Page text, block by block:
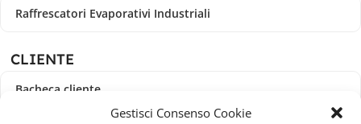
Gestisci Consenso Cookie
Raffrescatori Evaporativi Industriali
CLIENTE
Bacheca cliente